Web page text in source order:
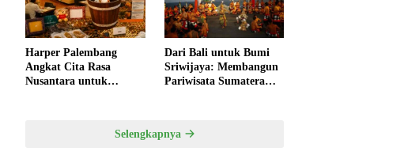
Harper Palembang
Angkat Cita Rasa
Nusantara untuk
Dari Bali untuk Bumi
Sriwijaya: Membangun
Pariwisata Sumatera
Selengkapnya